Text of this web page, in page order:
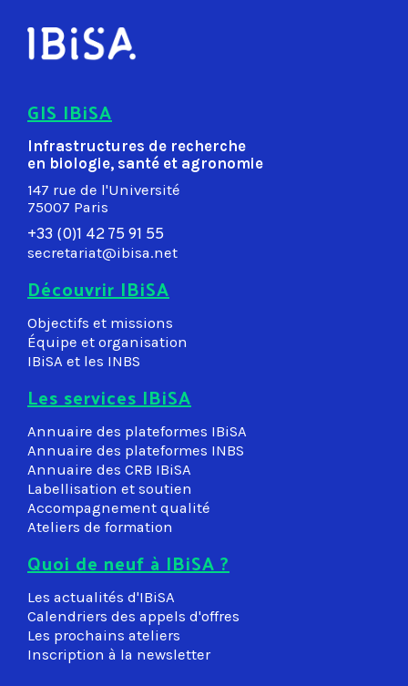
GIS IBiSA
Infrastructures de recherche
en biologie, santé et agronomie
147 rue de l'Université
75007 Paris
+33 (0)1 42 75 91 55
secretariat@ibisa.net
Découvrir IBiSA
Objectifs et missions
Équipe et organisation
IBiSA et les INBS
Les services IBiSA
Annuaire des plateformes IBiSA
Annuaire des plateformes INBS
Annuaire des CRB IBiSA
Labellisation et soutien
Accompagnement qualité
Ateliers de formation
Quoi de neuf à IBiSA ?
Les actualités d'IBiSA
Calendriers des appels d'offres
Les prochains ateliers
Inscription à la newsletter